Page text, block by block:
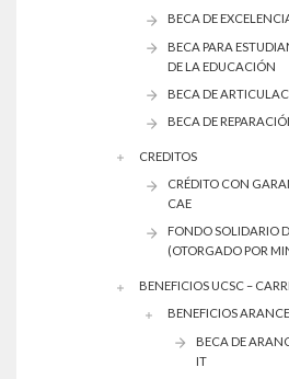
BECA DE
BECA PARA
DE LA EDUCACIÓN
BECA DE
BECA DE
CREDITOS
CRÉDITO CON
CAE
FONDO SOLIDARIO
(OTORGADO POR
BENEFICIOS UCSC –
BENEFICIOS
BECA DE
IT